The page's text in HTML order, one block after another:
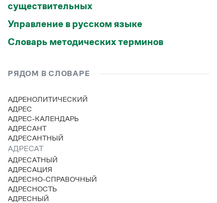
существительных
Управление в русском языке
Словарь методических терминов
РЯДОМ В СЛОВАРЕ
АДРЕНОЛИТИЧЕСКИЙ
АДРЕС
АДРЕС-КАЛЕНДАРЬ
АДРЕСАНТ
АДРЕСАНТНЫЙ
АДРЕСАТ
АДРЕСАТНЫЙ
АДРЕСАЦИЯ
АДРЕСНО-СПРАВОЧНЫЙ
АДРЕСНОСТЬ
АДРЕСНЫЙ